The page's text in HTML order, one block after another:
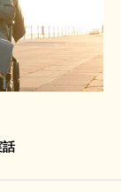
話